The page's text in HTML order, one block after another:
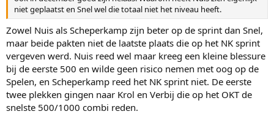
niet geplaatst en Snel wel die totaal niet het niveau heeft.
Zowel Nuis als Scheperkamp zijn beter op de sprint dan Snel,
maar beide pakten niet de laatste plaats die op het NK sprint
vergeven werd. Nuis reed wel maar kreeg een kleine blessure
bij de eerste 500 en wilde geen risico nemen met oog op de
Spelen, en Scheperkamp reed het NK sprint niet. De eerste
twee plekken gingen naar Krol en Verbij die op het OKT de
snelste 500/1000 combi reden.